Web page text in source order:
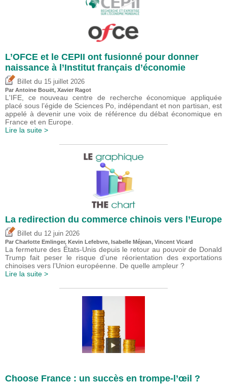
L’OFCE et le CEPII ont fusionné pour donner
naissance à l’Institut français d’économie
Billet du 15 juillet 2026
Par Antoine Bouët, Xavier Ragot
L'IFE, ce nouveau centre de recherche économique appliquée
placé sous l’égide de Sciences Po, indépendant et non partisan, est
appelé à devenir une voix de référence du débat économique en
France et en Europe.
Lire la suite >
La redirection du commerce chinois vers l’Europe
Billet du 12 juin 2026
Par Charlotte Emlinger, Kevin Lefebvre, Isabelle Méjean, Vincent Vicard
La fermeture des États-Unis depuis le retour au pouvoir de Donald
Trump fait peser le risque d’une réorientation des exportations
chinoises vers l’Union européenne. De quelle ampleur ?
Lire la suite >
Choose France : un succès en trompe-l’œil ?